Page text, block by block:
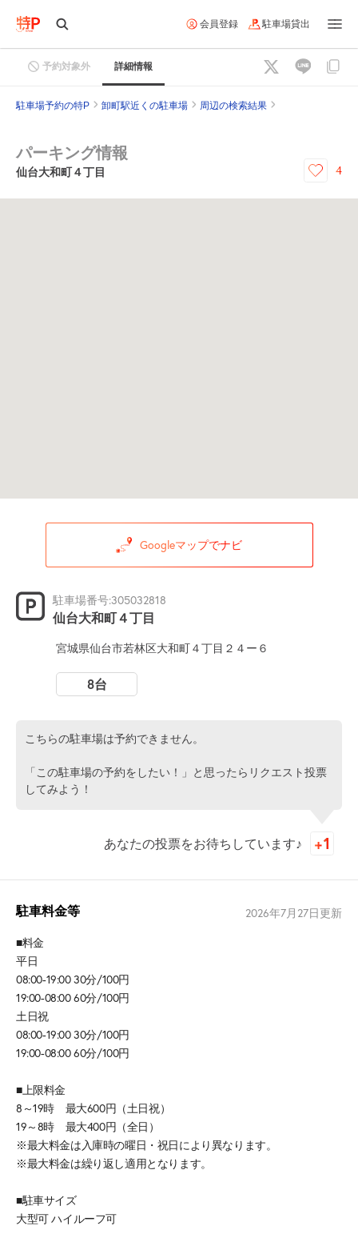
会員登録 駐車場貸出
予約対象外 詳細情報
駐車場予約の特P 卸町駅近くの駐車場 周辺の検索結果
パーキング情報
仙台大和町４丁目 4
Googleマップでナビ
駐車場番号:305032818
仙台大和町４丁目
宮城県仙台市若林区大和町４丁目２４ー６
8台
こちらの駐車場は予約できません。
「この駐車場の予約をしたい！」と思ったらリクエスト投票
してみよう！
あなたの投票をお待ちしています♪
駐車料金等 2026年7月27日更新
■料金
平日
08:00-19:00 30分/100円
19:00-08:00 60分/100円
土日祝
08:00-19:00 30分/100円
19:00-08:00 60分/100円
■上限料金
8～19時 最大600円（土日祝）
19～8時 最大400円（全日）
※最大料金は入庫時の曜日・祝日により異なります。
※最大料金は繰り返し適用となります。
■駐車サイズ
大型可 ハイルーフ可